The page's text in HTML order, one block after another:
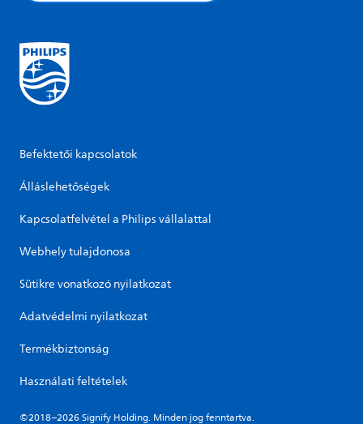
Befektetői kapcsolatok
Álláslehetőségek
Kapcsolatfelvétel a Philips vállalattal
Webhely tulajdonosa
Sütikre vonatkozó nyilatkozat
Adatvédelmi nyilatkozat
Termékbiztonság
Használati feltételek
©2018–2026 Signify Holding. Minden jog fenntartva.